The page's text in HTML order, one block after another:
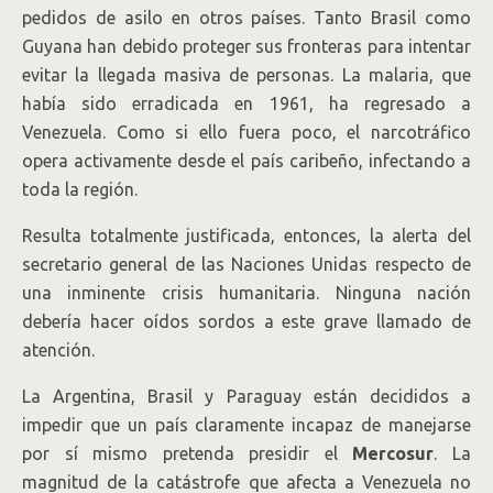
pedidos de asilo en otros países. Tanto Brasil como
Guyana han debido proteger sus fronteras para intentar
evitar la llegada masiva de personas. La malaria, que
había sido erradicada en 1961, ha regresado a
Venezuela. Como si ello fuera poco, el narcotráfico
opera activamente desde el país caribeño, infectando a
toda la región.
Resulta totalmente justificada, entonces, la alerta del
secretario general de las Naciones Unidas respecto de
una inminente crisis humanitaria. Ninguna nación
debería hacer oídos sordos a este grave llamado de
atención.
La Argentina, Brasil y Paraguay están decididos a
impedir que un país claramente incapaz de manejarse
por sí mismo pretenda presidir el Mercosur. La
magnitud de la catástrofe que afecta a Venezuela no